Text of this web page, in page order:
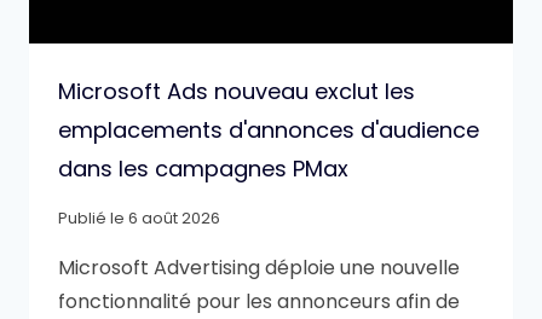
Microsoft Ads nouveau exclut les
emplacements d'annonces d'audience
dans les campagnes PMax
Publié le 6 août 2026
Microsoft Advertising déploie une nouvelle
fonctionnalité pour les annonceurs afin de